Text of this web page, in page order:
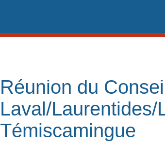
Réunion du
Laval/
Témiscamingue